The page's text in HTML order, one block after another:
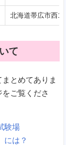
北海道帯広市西
て
とめてありま
ご覧くださ
験場
には？